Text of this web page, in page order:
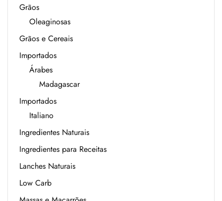
Grãos
Oleaginosas
Grãos e Cereais
Importados
Árabes
Madagascar
Importados
Italiano
Ingredientes Naturais
Ingredientes para Receitas
Lanches Naturais
Low Carb